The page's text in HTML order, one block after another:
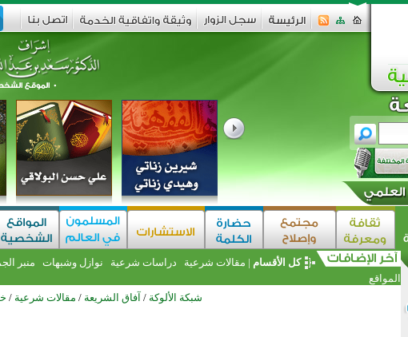
كل الأقسام | مقالات شرعية دراسات شرعية نوازل وشبهات منبر
المواقع
شبكة الألوكة / آفاق الشريعة / مقالات شرعية /